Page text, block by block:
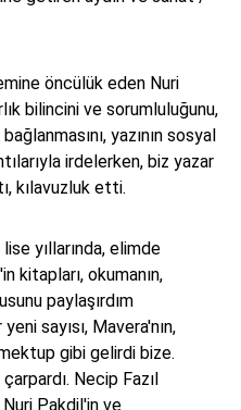
öncülük eden Nuri
bilincini ve sorumluluğunu,
yazının sosyal
irdelerken, biz yazar
kılavuzluk etti.
lise yıllarında, elimde
kitapları, okumanın,
paylaşırdım
sayısı, Mavera'nın,
gibi gelirdi bize.
Necip Fazıl
Nuri Pakdil'in ve